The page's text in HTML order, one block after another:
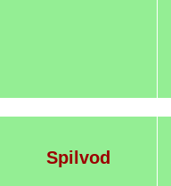
Spilvod